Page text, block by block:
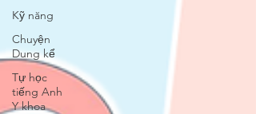
Kỹ năng
Chuyện
Dung kể
Tự học
tiếng Anh
Y khoa